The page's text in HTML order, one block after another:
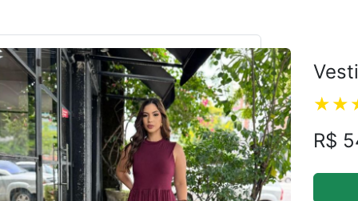
R$